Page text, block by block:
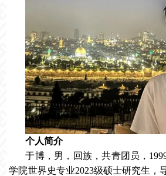
个人简介
于博，男，回族，共青团员，
学院世界史专业2023级硕士研究生，